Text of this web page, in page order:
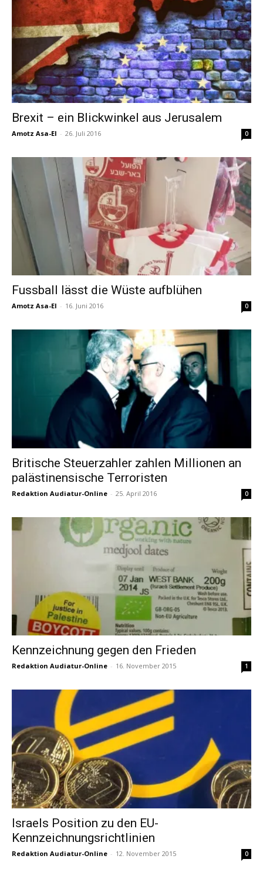
Brexit – ein Blickwinkel aus Jerusalem
Amotz Asa-El - 26. Juli 2016 0
Fussball lässt die Wüste aufblühen
Amotz Asa-El - 16. Juni 2016 0
Britische Steuerzahler zahlen Millionen an
palästinensische Terroristen
Redaktion Audiatur-Online - 25. April 2016 0
Kennzeichnung gegen den Frieden
Redaktion Audiatur-Online - 16. November 2015 1
Israels Position zu den EU-
Kennzeichnungsrichtlinien
Redaktion Audiatur-Online - 12. November 2015 0